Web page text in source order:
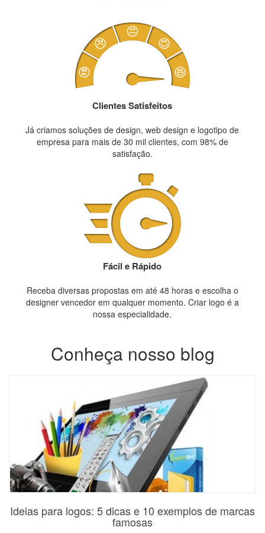
Clientes Satisfeitos
Já criamos soluções de design, web design e logotipo de
empresa para mais de 30 mil clientes, com 98% de
satisfação.
Fácil e Rápido
Receba diversas propostas em até 48 horas e escolha o
designer vencedor em qualquer momento. Criar logo é a
nossa especialidade.
Conheça nosso blog
Ideias para logos: 5 dicas e 10 exemplos de marcas
famosas